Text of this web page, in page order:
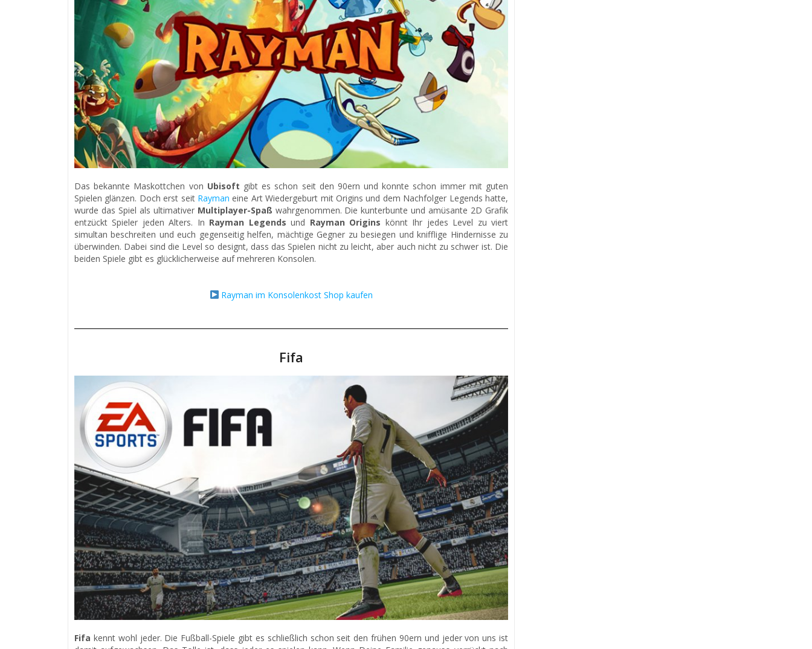
Das bekannte Maskottchen von Ubisoft gibt es schon seit den 90ern und konnte schon immer mit guten
Spielen glänzen. Doch erst seit Rayman eine Art Wiedergeburt mit Origins und dem Nachfolger Legends hatte,
wurde das Spiel als ultimativer Multiplayer-Spaß wahrgenommen. Die kunterbunte und amüsante 2D Grafik
entzückt Spieler jeden Alters. In Rayman Legends und Rayman Origins könnt Ihr jedes Level zu viert
simultan beschreiten und euch gegenseitig helfen, mächtige Gegner zu besiegen und knifflige Hindernisse zu
überwinden. Dabei sind die Level so designt, dass das Spielen nicht zu leicht, aber auch nicht zu schwer ist. Die
beiden Spiele gibt es glücklicherweise auf mehreren Konsolen.
Rayman im Konsolenkost Shop kaufen
Fifa
Fifa kennt wohl jeder. Die Fußball-Spiele gibt es schließlich schon seit den frühen 90ern und jeder von uns ist